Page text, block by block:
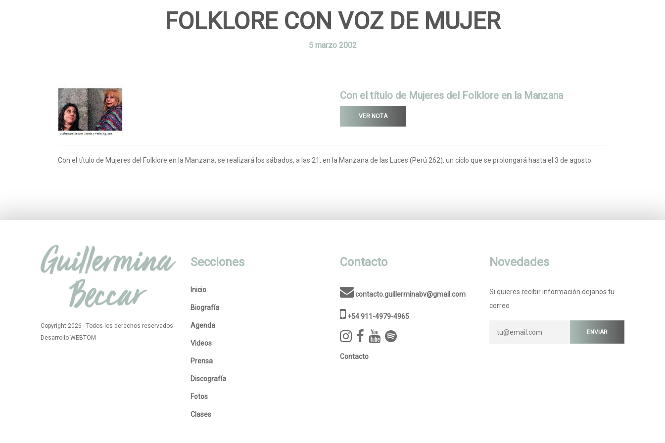
FOLKLORE CON VOZ DE MUJER
5 marzo2002
Con el título de Mujeres del Folklore en la Manzana
VER NOTA
Con el título de Mujeres del Folklore en la Manzana, se realizará los sábados, a las 21, en la Manzana de las Luces (Perú 262), un ciclo que se prolongará hasta el 3 de agosto.
Copyright 2026 - Todos los derechos reservados
Desarrollo WEBTOM
Secciones
Inicio
Biografía
Agenda
Videos
Prensa
Discografía
Fotos
Clases
Contacto
contacto.guillerminabv@gmail.com
+54 911-4979-4965
Contacto
Novedades
Si quieres recibir información dejanos tu
correo
ENVIAR